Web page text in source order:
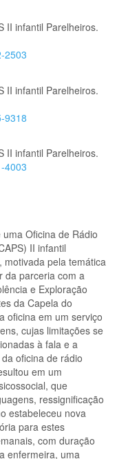
II infantil Parelheiros.
2503
II infantil Parelheiros.
9318
II infantil Parelheiros.
4003
Oficina de Rádio
II infantil
motivada pela temática
da parceria com a
e Exploração
da Capela do
oficina em um serviço
cujas limitações se
à fala e a
oficina de rádio
em um
que
ressignificação
estabeleceu nova
para estes
com duração
enfermeira, uma